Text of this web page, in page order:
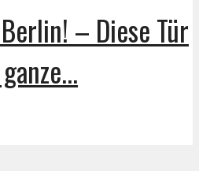
– Diese Tür